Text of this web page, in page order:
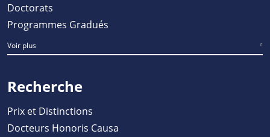
Doctorats
Programmes Gradués
Voir plus
Recherche
Prix et Distinctions
Docteurs Honoris Causa